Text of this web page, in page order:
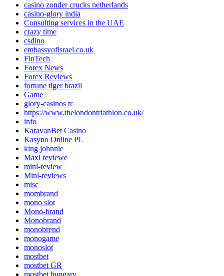
casino zonder crucks netherlands
casino-glory india
Consulting services in the UAE
crazy time
csdino
embassyofisrael.co.uk
FinTech
Forex News
Forex Reviews
fortune tiger brazil
Game
glory-casinos tr
https://www.thelondontriathlon.co.uk/
info
KaravanBet Casino
Kasyno Online PL
king johnnie
Maxi reviewe
mini-review
Mini-reviews
misc
mombrand
mono slot
Mono-brand
Monobrand
monobrend
monogame
monoslot
mostbet
mostbet GR
mostbet hungary